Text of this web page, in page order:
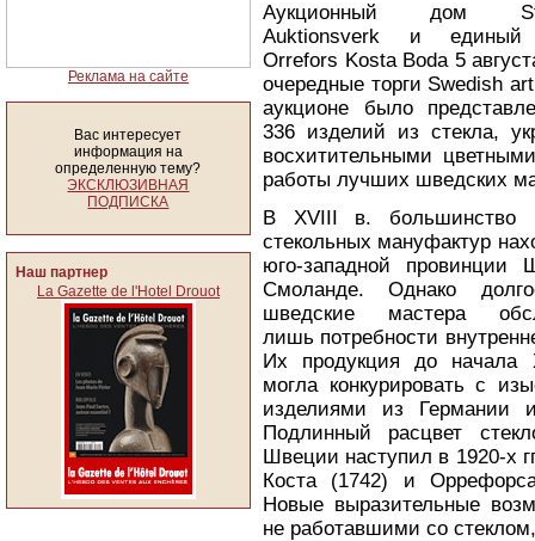
Реклама на сайте
Вас интересует
информация на
определенную тему?
ЭКСКЛЮЗИВНАЯ
ПОДПИСКА
Наш партнер
La Gazette de l'Hotel Drouot
Аукционный дом
Auktionsverk и единый
Orrefors Kosta Boda 5
очередные торги Swedish
аукционе было
336 изделий из стекла,
восхитительными
работы лучших шведских
В XVIII в. большинство
стекольных мануфактур
юго-западной провинции
Смоланде. Однако
шведские мастера
лишь потребности
Их продукция до
могла конкурировать с
изделиями из Германии
Подлинный расцвет
Швеции наступил в 1920-х
Коста (1742) и
Новые выразительные
не работавшими со